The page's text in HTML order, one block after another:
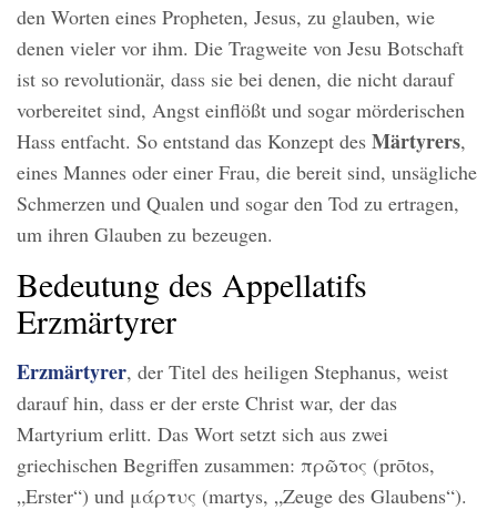
den Worten eines Propheten, Jesus, zu glauben, wie
denen vieler vor ihm. Die Tragweite von Jesu Botschaft
ist so revolutionär, dass sie bei denen, die nicht darauf
vorbereitet sind, Angst einflößt und sogar mörderischen
Hass entfacht. So entstand das Konzept des Märtyrers,
eines Mannes oder einer Frau, die bereit sind, unsägliche
Schmerzen und Qualen und sogar den Tod zu ertragen,
um ihren Glauben zu bezeugen.
Bedeutung des Appellatifs
Erzmärtyrer
Erzmärtyrer, der Titel des heiligen Stephanus, weist
darauf hin, dass er der erste Christ war, der das
Martyrium erlitt. Das Wort setzt sich aus zwei
griechischen Begriffen zusammen: πρῶτος (prōtos,
„Erster“) und μάρτυς (martys, „Zeuge des Glaubens“).